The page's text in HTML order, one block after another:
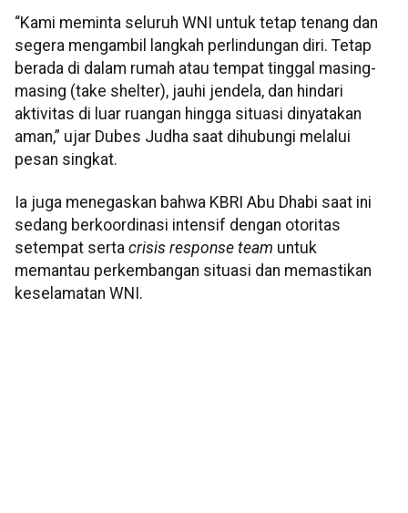
“Kami meminta seluruh WNI untuk tetap tenang dan
segera mengambil langkah perlindungan diri. Tetap
berada di dalam rumah atau tempat tinggal masing-
masing (take shelter), jauhi jendela, dan hindari
aktivitas di luar ruangan hingga situasi dinyatakan
aman,” ujar Dubes Judha saat dihubungi melalui
pesan singkat.
Ia juga menegaskan bahwa KBRI Abu Dhabi saat ini
sedang berkoordinasi intensif dengan otoritas
setempat serta crisis response team untuk
memantau perkembangan situasi dan memastikan
keselamatan WNI.